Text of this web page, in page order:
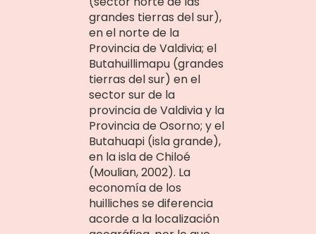
grandes tierras del sur),
en el norte de la
Provincia de Valdivia; el
Butahuillimapu (grandes
tierras del sur) en el
sector sur de la
provincia de Valdivia y la
Provincia de Osorno; y el
Butahuapi (isla grande),
en la isla de Chiloé
(Moulian, 2002). La
economía de los
huilliches se diferencia
acorde a la localización